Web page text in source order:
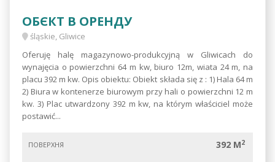
ОБЄКТ В ОРЕНДУ
śląskie, Gliwice
Oferuję halę magazynowo-produkcyjną w Gliwicach do
wynajęcia o powierzchni 64 m kw, biuro 12m, wiata 24 m, na
placu 392 m kw. Opis obiektu: Obiekt składa się z : 1) Hala 64 m
2) Biura w kontenerze biurowym przy hali o powierzchni 12 m
kw. 3) Plac utwardzony 392 m kw, na którym właściciel może
postawić...
ПОВЕРХНЯ 392 M2